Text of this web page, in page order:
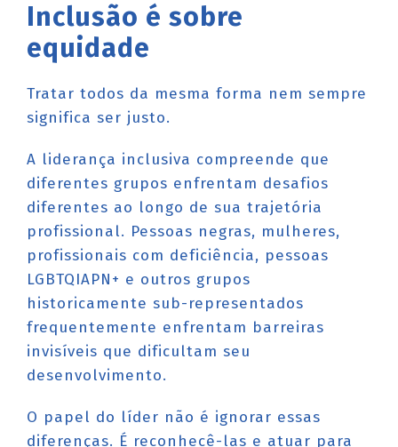
Inclusão é sobre
equidade
Tratar todos da mesma forma nem sempre
significa ser justo.
A liderança inclusiva compreende que
diferentes grupos enfrentam desafios
diferentes ao longo de sua trajetória
profissional. Pessoas negras, mulheres,
profissionais com deficiência, pessoas
LGBTQIAPN+ e outros grupos
historicamente sub-representados
frequentemente enfrentam barreiras
invisíveis que dificultam seu
desenvolvimento.
O papel do líder não é ignorar essas
diferenças. É reconhecê-las e atuar para